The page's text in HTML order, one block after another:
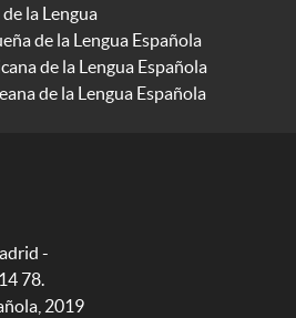
la Lengua
de la Lengua Española
de la Lengua Española
de la Lengua Española
-
78.
2019